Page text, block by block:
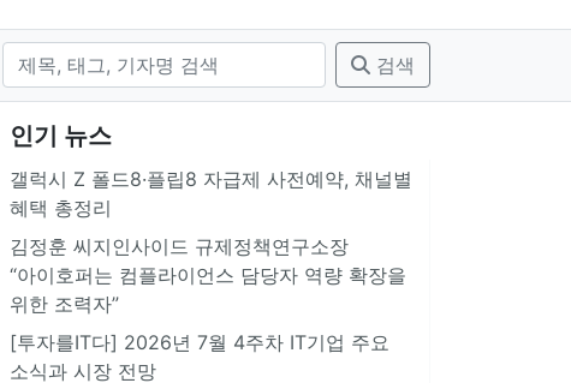
검색
인기 뉴스
갤럭시 Z 폴드8·플립8 자급제 사전예약, 채널별
혜택 총정리
김정훈 씨지인사이드 규제정책연구소장
“아이호퍼는 컴플라이언스 담당자 역량 확장을
위한 조력자”
[투자를IT다] 2026년 7월 4주차 IT기업 주요
소식과 시장 전망